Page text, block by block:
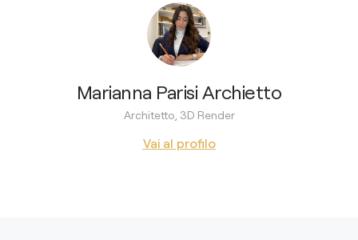
Marianna Parisi Archietto
Architetto, 3D Render
Vai al profilo